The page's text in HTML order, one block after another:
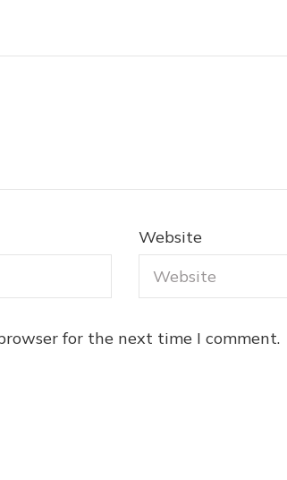
Website
for the next time I comment.